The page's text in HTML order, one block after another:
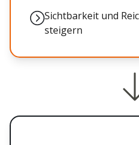
Sichtbarkeit und
steigern